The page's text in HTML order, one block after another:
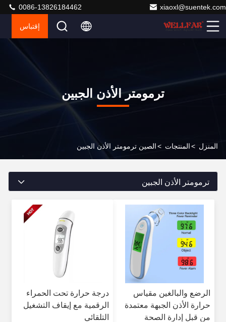
xiaoxl@suentek.com
0086-13826184462
إقتباس
ترمومتر الأذن الجبين
المنزل >المنتجات >الصين ترمومتر الأذن الجبين
ترمومتر الأذن الجبين
الرضع والبالغين مقياس
حرارة الأذن الجبهة معتمدة
من قبل إدارة الصحة
درجة حرارة تحت الحمراء
الرقمية مع إيقاف التشغيل
التلقائي